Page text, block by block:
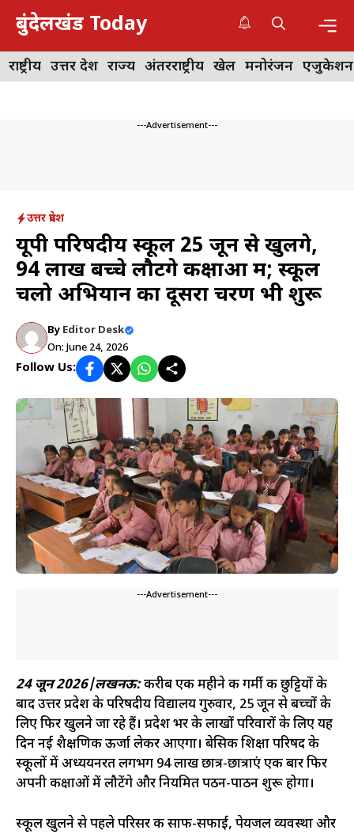
Skip
content
बुंदेलखंड Today
राष्ट्रीय उत्तर प्रदेश राज्य अंतरराष्ट्रीय खेल मनोरंजन एजुकेशन
---Advertisement---
उत्तर प्रदेश
यूपी परिषदीय स्कूल 25 जून से खुलेंगे,
94 लाख बच्चे लौटेंगे कक्षाओं में; स्कूल
चलो अभियान का दूसरा चरण भी शुरू
By Editor Desk
On: June 24, 2026
Follow Us:
---Advertisement---
24 जून 2026|लखनऊ:करीब एक महीने की गर्मी की छुट्टियों के
बाद उत्तर प्रदेश के परिषदीय विद्यालय गुरुवार, 25 जून से बच्चों के
लिए फिर खुलने जा रहे हैं। प्रदेश भर के लाखों परिवारों के लिए यह
दिन नई शैक्षणिक ऊर्जा लेकर आएगा। बेसिक शिक्षा परिषद के
स्कूलों में अध्ययनरत लगभग 94 लाख छात्र-छात्राएं एक बार फिर
अपनी कक्षाओं में लौटेंगे और नियमित पठन-पाठन शुरू होगा।
स्कूल खुलने से पहले परिसर की साफ-सफाई, पेयजल व्यवस्था और